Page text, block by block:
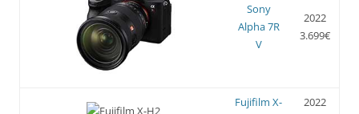
Sony
Alpha 7R
V
2022
3.699€
Fujifilm X-
2022